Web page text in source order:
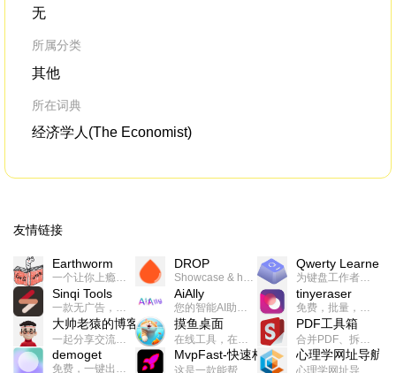
无
所属分类
其他
所在词典
经济学人(The Economist)
友情链接
Earthworm
一个让你上瘾的英语学习工具，使用 连词成句 、 i + 1 、 以终为始等学习理论来帮助你习得英语，通过不断的重复形成肌肉记忆，最重要的是 游戏化 的形式让学习英语从此不再痛苦
DROP
Showcase & host your work in extraordinary ways.不限速文件分享，托管，建站平台
Qwerty Learner
为键盘工作者设计的单词与肌肉记忆锻炼软件
Sinqi Tools
一款无广告，界面清爽的神奇在线小工具集合，范围包括但不限于：开发，设计，日常生活等
AiAlly
您的智能AI助手解决方案。提供24/7全天候的高效虚拟员工服务，助力个人和组织提升生产力、激发创新潜能。
tinyeraser
免费，批量，快速，一键换背景的桌面软件
大帅老猿的博客
一起分享交流生活学习，出海赚钱，编程技术，远程工作，优秀产品等相关话题。希望大家都能有所收获。
摸鱼桌面
在线工具，在线游戏，电影，小说各种有趣的资源这里都有
PDF工具箱
合并PDF、拆分PDF、旋转PDF、裁剪PDF、转换PDF、加密PDF、解密PDF、PDF加水印等多种PDF处理功能
demoget
免费，一键出成片的录屏Demo软件。支持4K导出，立即下载使用。
MvpFast-快速构建网站应用
这是一款能帮助你快速构建个人网站的应用，使用最新的前端技术栈，集成登录、鉴权、手机、邮箱、数据库、博客、文章、支付等等网站所需要的功能，你只需要花几个小时开发你的核心功能就可以上线，一次购买，永久拥有
心理学网址导航